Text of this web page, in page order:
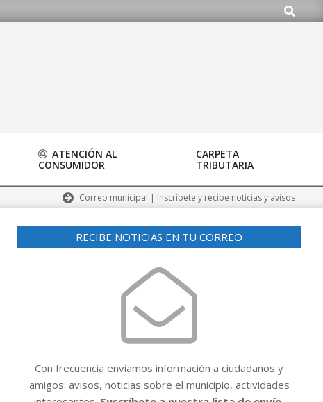
Buscar
ATENCIÓN AL
CONSUMIDOR
CARPETA
TRIBUTARIA
Correo municipal | Inscríbete y recibe noticias y avisos
RECIBE NOTICIAS EN TU CORREO
Con frecuencia enviamos información a ciudadanos y
amigos: avisos, noticias sobre el municipio, actividades